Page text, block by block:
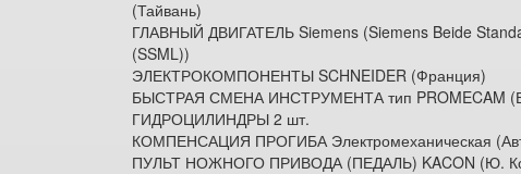
(Тайвань)
ГЛАВНЫЙ ДВИГАТЕЛЬ Siemens (Siemens Beide
(SSML))
ЭЛЕКТРОКОМПОНЕНТЫ SCHNEIDER (Франция)
БЫСТРАЯ СМЕНА ИНСТРУМЕНТА тип PROMECAM
ГИДРОЦИЛИНДРЫ 2 шт.
КОМПЕНСАЦИЯ ПРОГИБА Электромеханическая
ПУЛЬТ НОЖНОГО ПРИВОДА (ПЕДАЛЬ) KACON (Ю.